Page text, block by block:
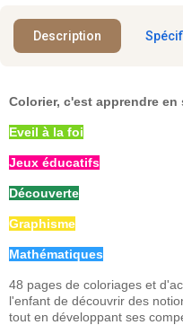
Description
Colorier, c'est apprendre en
Eveil à la foi
Jeux éducatifs
Découverte
Graphisme
Mathématiques
48 pages de coloriages et
l'enfant de découvrir des
tout en développant ses